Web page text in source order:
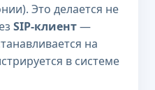
Это делается не
SIP-клиент—
на
в системе